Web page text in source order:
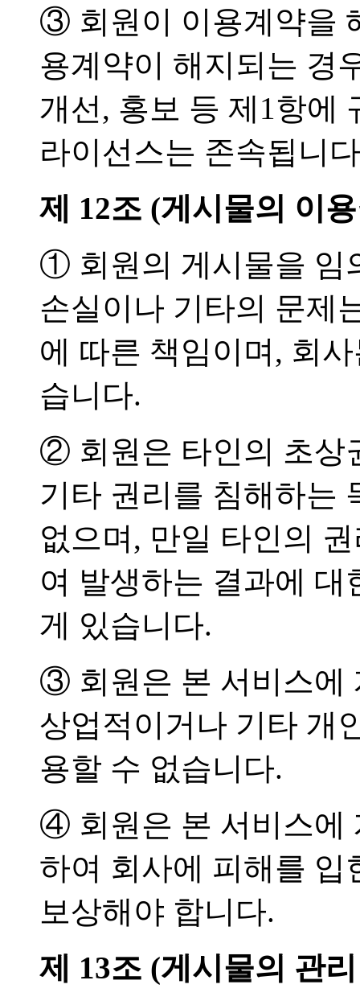
③ 회원이 이용계약을
용계약이 해지되는 경
개선, 홍보 등 제1항에
라이선스는 존속됩니
제 12조 (게시물의 이
① 회원의 게시물을 임
손실이나 기타의 문제
에 따른 책임이며, 회
습니다.
② 회원은 타인의 초상
기타 권리를 침해하는
없으며, 만일 타인의
여 발생하는 결과에
게 있습니다.
③ 회원은 본 서비스에
상업적이거나 기타 개
용할 수 없습니다.
④ 회원은 본 서비스에
하여 회사에 피해를 입
보상해야 합니다.
제 13조 (게시물의 관